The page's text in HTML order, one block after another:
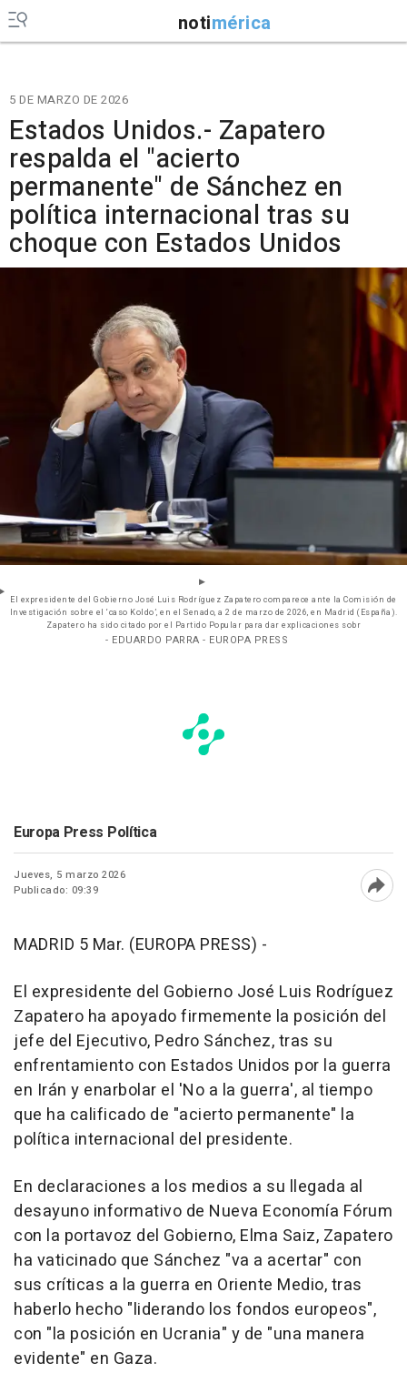
notimérica
5 DE MARZO DE 2026
Estados Unidos.- Zapatero
respalda el "acierto
permanente" de Sánchez en
política internacional tras su
choque con Estados Unidos
El expresidente del Gobierno José Luis Rodríguez Zapatero comparece ante la Comisión de
Investigación sobre el ‘caso Koldo’, en el Senado, a 2 de marzo de 2026, en Madrid (España).
Zapatero ha sido citado por el Partido Popular para dar explicaciones sobr
- EDUARDO PARRA - EUROPA PRESS
Europa Press Política
Jueves, 5 marzo 2026
Publicado: 09:39
MADRID 5 Mar. (EUROPA PRESS) -
El expresidente del Gobierno José Luis Rodríguez
Zapatero ha apoyado firmemente la posición del
jefe del Ejecutivo, Pedro Sánchez, tras su
enfrentamiento con Estados Unidos por la guerra
en Irán y enarbolar el 'No a la guerra', al tiempo
que ha calificado de "acierto permanente" la
política internacional del presidente.
En declaraciones a los medios a su llegada al
desayuno informativo de Nueva Economía Fórum
con la portavoz del Gobierno, Elma Saiz, Zapatero
ha vaticinado que Sánchez "va a acertar" con
sus críticas a la guerra en Oriente Medio, tras
haberlo hecho "liderando los fondos europeos",
con "la posición en Ucrania" y de "una manera
evidente" en Gaza.